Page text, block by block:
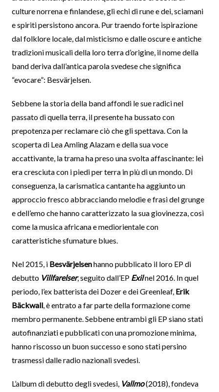
culture norrena e finlandese, gli echi di rune e dei, sciamani
e spiriti persistono ancora. Pur traendo forte ispirazione
dal folklore locale, dal misticismo e dalle oscure e antiche
tradizioni musicali della loro terra d’origine, il nome della
band deriva dall’antica parola svedese che significa
“evocare”: Besvärjelsen.
Sebbene la storia della band affondi le sue radici nel
passato di quella terra, il presente ha bussato con
prepotenza per reclamare ciò che gli spettava. Con la
scoperta di Lea Amling Alazam e della sua voce
accattivante, la trama ha preso una svolta affascinante: lei
era cresciuta con i piedi per terra in più di un mondo. Di
conseguenza, la carismatica cantante ha aggiunto un
approccio fresco abbracciando melodie e frasi del grunge
e dell’emo che hanno caratterizzato la sua giovinezza, così
come la musica africana e mediorientale con
caratteristiche sfumature blues.
Nel 2015, i Besvärjelsenhanno pubblicato il loro EP di
debutto Villfarelser, seguito dall’EP Exilnel 2016. In quel
periodo, l’ex batterista dei Dozer e dei Greenleaf, Erik
Bäckwall, è entrato a far parte della formazione come
membro permanente. Sebbene entrambi gli EP siano stati
autofinanziati e pubblicati con una promozione minima,
hanno riscosso un buon successo e sono stati persino
trasmessi dalle radio nazionali svedesi.
L’album di debutto degli svedesi, Vallmo(2018), fondeva